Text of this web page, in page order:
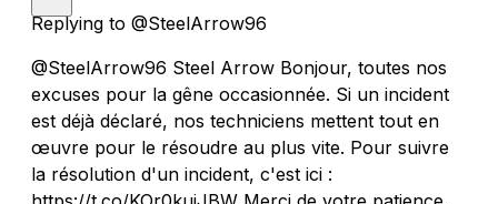
Replying to @SteelArrow96
@SteelArrow96 Steel Arrow Bonjour, toutes nos
excuses pour la gêne occasionnée. Si un incident
est déjà déclaré, nos techniciens mettent tout en
œuvre pour le résoudre au plus vite. Pour suivre
la résolution d'un incident, c'est ici :